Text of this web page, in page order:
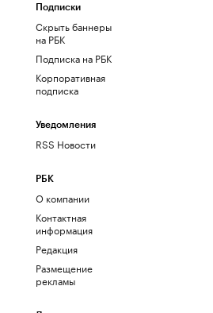
Подписки
Скрыть баннеры
на РБК
Подписка на РБК
Корпоративная
подписка
Уведомления
RSS Новости
РБК
О компании
Контактная
информация
Редакция
Размещение
рекламы